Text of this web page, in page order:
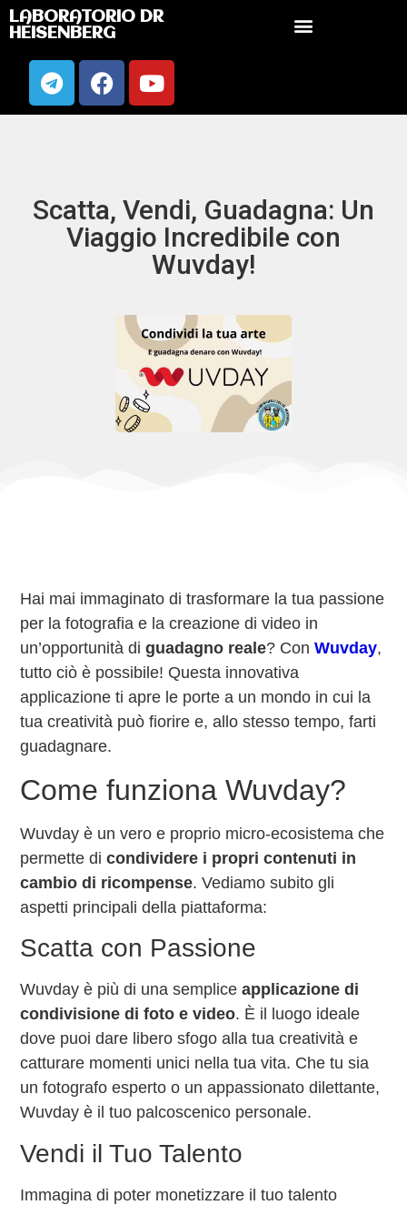
LABORATORIO DR
HEISENBERG
Scatta, Vendi, Guadagna: Un
Viaggio Incredibile con
Wuvday!
Hai mai immaginato di trasformare la tua passione
per la fotografia e la creazione di video in
un’opportunità diguadagno reale? ConWuvday,
tutto ciò è possibile! Questa innovativa
applicazione ti apre le porte a un mondo in cui la
tua creatività può fiorire e, allo stesso tempo, farti
guadagnare.
Come funziona Wuvday?
Wuvday è un vero e proprio micro-ecosistema che
permette dicondividere i propri contenuti in
cambio di ricompense. Vediamo subito gli
aspetti principali della piattaforma:
Scatta con Passione
Wuvday è più di una sempliceapplicazione di
condivisione di foto e video. È il luogo ideale
dove puoi dare libero sfogo alla tua creatività e
catturare momenti unici nella tua vita. Che tu sia
un fotografo esperto o un appassionato dilettante,
Wuvday è il tuo palcoscenico personale.
Vendi il Tuo Talento
Immagina di poter monetizzare il tuo talento